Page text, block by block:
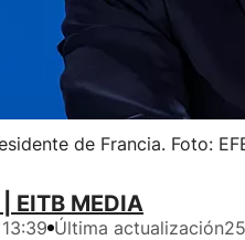
de Francia. Foto:
EITB MEDIA
Última actualización